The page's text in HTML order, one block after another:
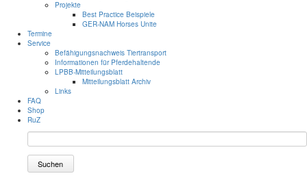
Projekte
Best Practice Beispiele
GER-NAM Horses Unite
Termine
Service
Befähigungsnachweis Tiertransport
Informationen für Pferdehaltende
LPBB-Mitteilungsblatt
Mitteilungsblatt Archiv
Links
FAQ
Shop
RuZ
Suchen